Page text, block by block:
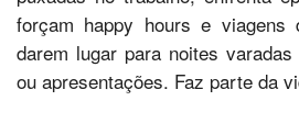
forçam happy hours e
darem lugar para noites
ou apresentações. Faz parte da